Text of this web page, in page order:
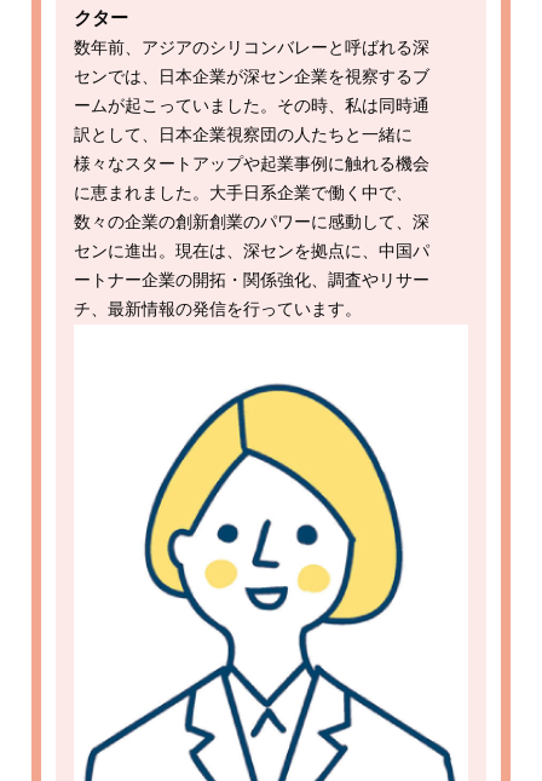
クター
数年前、アジアのシリコンバレーと呼ばれる深
センでは、日本企業が深セン企業を視察するブ
ームが起こっていました。その時、私は同時通
訳として、日本企業視察団の人たちと一緒に
様々なスタートアップや起業事例に触れる機会
に恵まれました。大手日系企業で働く中で、
数々の企業の創新創業のパワーに感動して、深
センに進出。現在は、深センを拠点に、中国パ
ートナー企業の開拓・関係強化、調査やリサー
チ、最新情報の発信を行っています。